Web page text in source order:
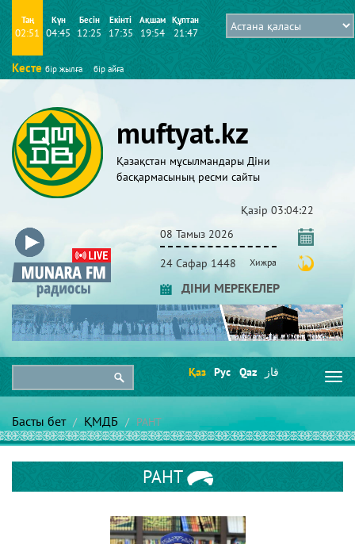
Таң
02:51
Күн
04:45
Бесін
12:25
Екінті
17:35
Ақшам
19:54
Құптан
21:47
Кесте бір жылға бір айға
muftyat.kz
Қазақстан мұсылмандары Діни
басқармасының ресми сайты
Қазір 03:04:23
08 Тамыз 2026
24 Сафар 1448 Хижра
ДІНИ МЕРЕКЕЛЕР
Қаз Рус Qaz قاز
Басты бет ҚМДБ РАНТ
РАНТ